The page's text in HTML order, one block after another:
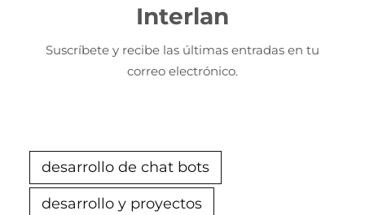
Interlan
Suscríbete y recibe las últimas entradas en tu
correo electrónico.
desarrollo de chat bots
desarrollo y proyectos